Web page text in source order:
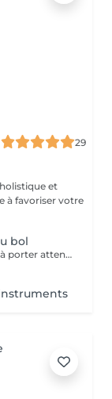
29
et
bol
La méditation en pleine conscience consiste "à porter attention à ce qui se passe, à l'instant où cela se passe et rien d'autre". Un précepte simple qui est pourtant difficile à mettre en uvre tant les pensées défilent sans cesse à l'esprit et peuvent nous épuiser lorsqu'elles sont orientées à ruminer des épisodes passés de notre vie, à résoudre les problèmes pratiques, ou à anticiper les échéances à venir. L'objectif de la méditation est de faire en sorte que ces pensées "perdent de leur puissance" durant un temps choisi. Les pensées deviennent un objet d'observation et peuvent être réinterrogées afin de sortir du mode pilotage automatique. Nous devenons ainsi plus conscients de notre propre vie.